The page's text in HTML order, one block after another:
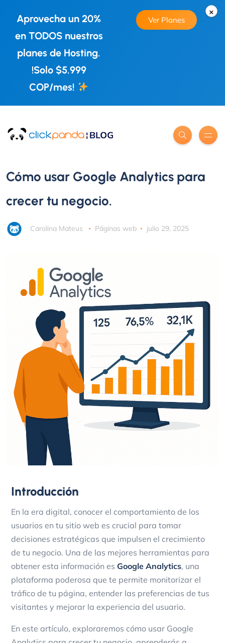
×
Aprovecha un 20%
en TODOS nuestros
planes de Hosting.
!Solo $5.999
COP/mes!
Ver Planes
Cómo usar Google Analytics para
crecer tu negocio.
Carolina Mateus Páginas web julio 29, 2025
Introducción
En la era digital, conocer el comportamiento de los
usuarios en tu sitio web es crucial para tomar
decisiones estratégicas que impulsen el crecimiento
de tu negocio. Una de las mejores herramientas para
obtener esta información es Google Analytics, una
plataforma poderosa que te permite monitorizar el
tráfico de tu página, entender las preferencias de tus
visitantes y mejorar la experiencia del usuario.
En este artículo, exploraremos cómo usar Google